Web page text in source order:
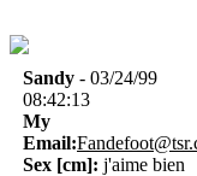
Sandy - 03/24/99
08:42:13
My
Email:
Sex [cm]: j'aime bien